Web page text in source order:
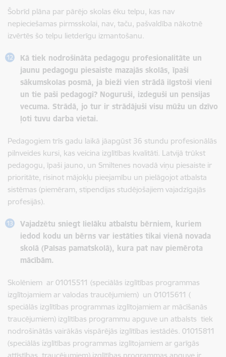
Šobrīd plāna par pārējo skolas ēku telpu, kas nav
nepieciešamas pirmsskolai, nav, taču, pašvaldība nākotnē
izvērtēs šo telpu lietderīgu izmantošanu.
Kā tiek nodrošināta pedagogu profesionalitāte un
jaunu pedagogu piesaiste mazajās skolās, īpaši
sākumskolas posmā, ja bieži vien strādā ilgstoši vieni
un tie paši pedagogi? Noguruši, izdeguši un pensijas
vecuma. Strādā, jo tur ir strādājuši visu mūžu un dzīvo
ļoti tuvu darba vietai.
Pedagogiem trīs gadu laikā jāapgūst 36 stundu profesionālās
pilnveides kursi, kas veicina izglītības kvalitāti. Latvijā trūkst
pedagogu, īpaši jauno, un Smiltenes novadā viņu piesaiste ir
prioritāte, risinot mājokļu pieejamību un pielāgojot atbalsta
sistēmas (piemēram, stipendijas studējošajiem vajadzīgajās
profesijās).
Vajadzētu sniegt lielāku atbalstu bērniem, kuriem
iedod kodu un bērns var iestāties tikai vienā novada
skolā (Palsas pamatskolā), kura pat nav piemērota
mācībām.
Skolēniem ar 01015511 (speciālās izglītības programmas
izglītojamiem ar valodas traucējumiem) un 01015611 (
speciālās izglītības programmas izglītojamiem ar mācīšanās
traucējumiem) izglītības programmu apguve un atbalsts tiek
nodrošinātās vairākās vispārējās izglītības iestādēs. 01015811
(speciālās izglītības programmas izglītojamiem ar garīgās
attīstības traucējumiem) izglītības programmas apguve ir